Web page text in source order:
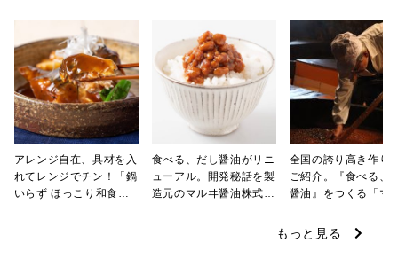
アレンジ自在、具材を入
れてレンジでチン！「鍋
いらず ほっこり和食」
食べる、だし醤油がリニ
ューアル。開発秘話を製
造元のマルヰ醤油株式会
全国の誇り高き作り
ご紹介。『食べる、
醤油』をつくる「マ
もっと見る